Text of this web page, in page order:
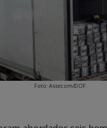
Foto: Assecom/DOF.